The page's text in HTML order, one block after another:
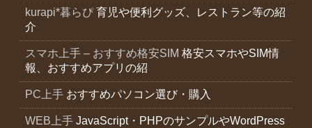
kurapi*暮らぴ育児や便利グッズ、レストラン等の紹
介
スマホ上手 – おすすめ格安SIM 格安スマホやSIM情
報、おすすめアプリの紹
PC上手 おすすめパソコン選び・購入
WEB上手 JavaScript・PHPのサンプルやWordPress